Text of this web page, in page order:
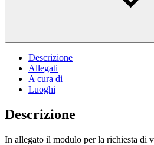
Descrizione
Allegati
A cura di
Luoghi
Descrizione
In allegato il modulo per la richiesta di